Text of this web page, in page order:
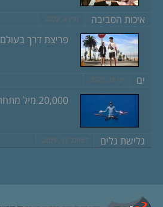
איכות הסביבה מרץ 8, 2022
פריצת דרך
ים יוני 18, 2020
20,000 מיל מתחת לגל
גלישת גלים דצמבר 13, 2019